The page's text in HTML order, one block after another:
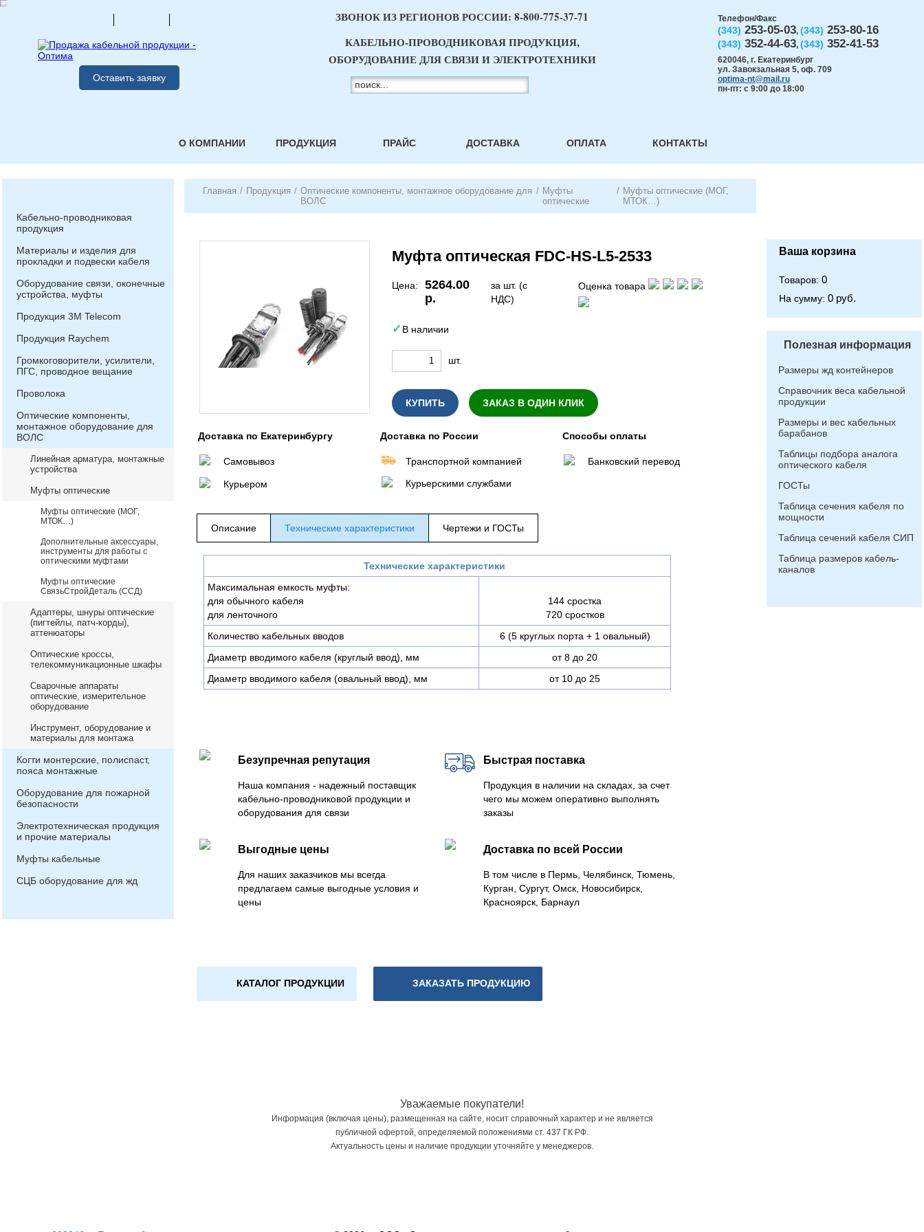
Оставить заявку
Телефон/Факс
(343) 253-05-03, (343) 253-80-16
(343) 352-44-63, (343) 352-41-53
620046, г. Екатеринбург
ул. Завокзальная 5, оф. 709
optima-nt@mail.ru
пн-пт: с 9:00 до 18:00
ЗВОНОК ИЗ РЕГИОНОВ РОССИИ: 8-800-775-37-71
КАБЕЛЬНО-ПРОВОДНИКОВАЯ ПРОДУКЦИЯ,
ОБОРУДОВАНИЕ ДЛЯ СВЯЗИ И ЭЛЕКТРОТЕХНИКИ
О КОМПАНИИ ПРОДУКЦИЯ ПРАЙС ДОСТАВКА ОПЛАТА КОНТАКТЫ
Кабельно-проводниковая
продукция
Материалы и изделия для
прокладки и подвески кабеля
Оборудование связи, оконечные
устройства, муфты
Продукция 3М Telecom
Продукция Raychem
Громкоговорители, усилители,
ПГС, проводное вещание
Проволока
Оптические компоненты,
монтажное оборудование для
ВОЛС
Линейная арматура, монтажные
устройства
Муфты оптические
Муфты оптические (МОГ,
МТОК…)
Дополнительные аксессуары,
инструменты для работы с
оптическими муфтами
Муфты оптические
СвязьСтройДеталь (ССД)
Адаптеры, шнуры оптические
(пигтейлы, патч-корды),
аттенюаторы
Оптические кроссы,
телекоммуникационные шкафы
Сварочные аппараты
оптические, измерительное
оборудование
Инструмент, оборудование и
материалы для монтажа
Когти монтерские, полиспаст,
пояса монтажные
Оборудование для пожарной
безопасности
Электротехническая продукция
и прочие материалы
Муфты кабельные
СЦБ оборудование для жд
Главная / Продукция / Оптические компоненты, монтажное оборудование для
ВОЛС
/ Муфты
оптические
/ Муфты оптические (МОГ,
МТОК…)
Муфта оптическая FDC-HS-L5-2533
Цена:
5264.00
р.
за шт. (с
НДС)
Оценка товара
В наличии
шт.
КУПИТЬ ЗАКАЗ В ОДИН КЛИК
Доставка по Екатеринбургу
Самовывоз
Курьером
Доставка по России
Транспортной компанией
Курьерскими службами
Способы оплаты
Банковский перевод
Описание Технические характеристики Чертежи и ГОСТы
Технические характеристики
Максимальная емкость муфты:
для обычного кабеля
для ленточного
144 сростка
720 сростков
Количество кабельных вводов
6 (5 круглых порта + 1 овальный)
Диаметр вводимого кабеля (круглый ввод), мм
от 8 до 20
Диаметр вводимого кабеля (овальный ввод), мм
от 10 до 25
Безупречная репутация
Наша компания - надежный поставщик
кабельно-проводниковой продукции и
оборудования для связи
Быстрая поставка
Продукция в наличии на складах, за счет
чего мы можем оперативно выполнять
заказы
Выгодные цены
Для наших заказчиков мы всегда
предлагаем самые выгодные условия и
цены
Доставка по всей России
В том числе в Пермь, Челябинск, Тюмень,
Курган, Сургут, Омск, Новосибирск,
Красноярск, Барнаул
КАТАЛОГ ПРОДУКЦИИ ЗАКАЗАТЬ ПРОДУКЦИЮ
Ваша корзина
Товаров: 0
На сумму: 0 руб.
Полезная информация
Размеры жд контейнеров
Справочник веса кабельной
продукции
Размеры и вес кабельных
барабанов
Таблицы подбора аналога
оптического кабеля
ГОСТы
Таблица сечения кабеля по
мощности
Таблица сечений кабеля СИП
Таблица размеров кабель-
каналов
Уважаемые покупатели!
Информация (включая цены), размещенная на сайте, носит справочный характер и не является
публичной офертой, определяемой положениями ст. 437 ГК РФ.
Актуальность цены и наличие продукции уточняйте у менеджеров.